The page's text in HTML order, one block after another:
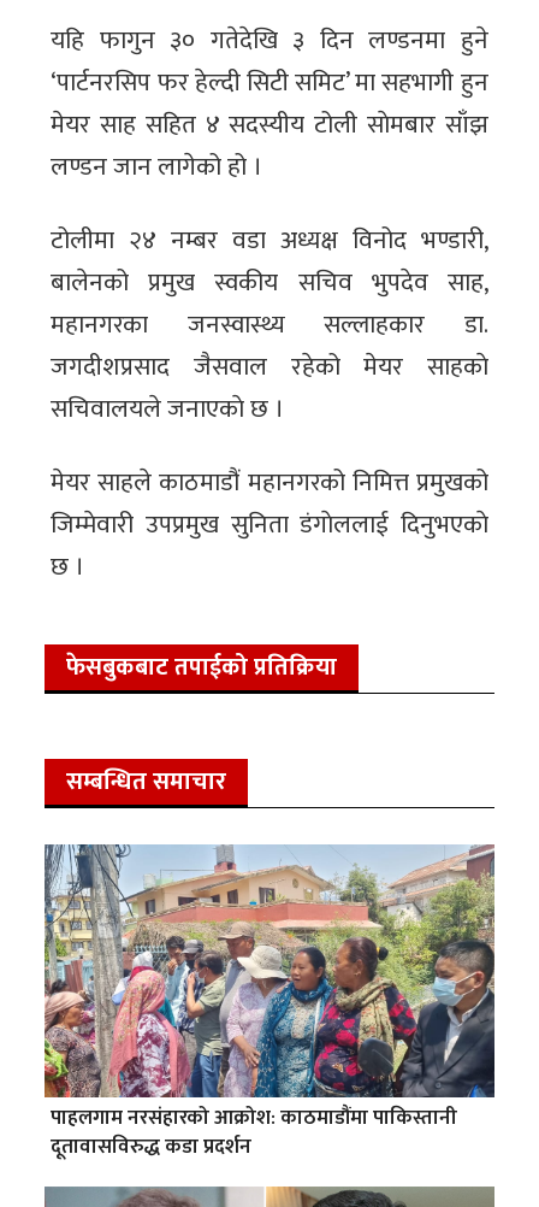
यहि फागुन ३० गतेदेखि ३ दिन लण्डनमा हुने
‘पार्टनरसिप फर हेल्दी सिटी समिट’ मा सहभागी हुन
मेयर साह सहित ४ सदस्यीय टोली साेमबार साँझ
लण्डन जान लागेको हो ।
टोलीमा २४ नम्बर वडा अध्यक्ष विनोद भण्डारी,
बालेनको प्रमुख स्वकीय सचिव भुपदेव साह,
महानगरका जनस्वास्थ्य सल्लाहकार डा.
जगदीशप्रसाद जैसवाल रहेको मेयर साहकाे
सचिवालयले जनाएकाे छ ।
मेयर साहले काठमाडौं महानगरको निमित्त प्रमुखको
जिम्मेवारी उपप्रमुख सुनिता डंगाेललाई दिनुभएकाे
छ ।
फेसबुकबाट तपाईको प्रतिक्रिया
सम्बन्धित समाचार
पाहलगाम नरसंहारको आक्रोश: काठमाडौंमा पाकिस्तानी
दूतावासविरुद्ध कडा प्रदर्शन